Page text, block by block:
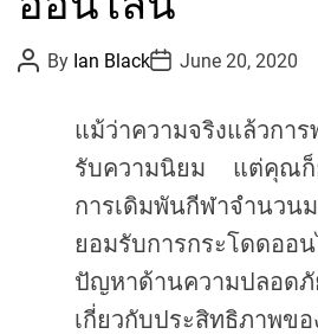
e
P
o
By Ian BlackP
o
D
t
June 20, 2020
แม้ว่าความจริงแล้วกา
รับความนิยม
แต่คุณก็
การเดิมพันกีฬาจำนวน
ยอมรับการกระโดดออ
ปัญหาด้านความปลอดภั
เกี่ยวกับประสิทธิภาพข